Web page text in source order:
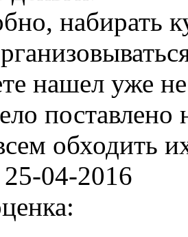
набирать
нашел уже
поставлено
обходить
04-2016